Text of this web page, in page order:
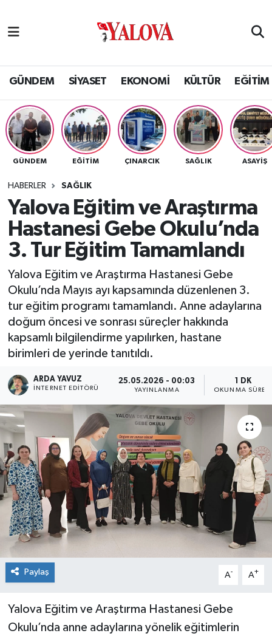
GÜNDEM SİYASET EKONOMİ KÜLTÜR EĞİTİM
GÜNDEM EĞİTİM ÇINARCIK SAĞLIK ASAYİŞ
HABERLER SAĞLIK
Yalova Eğitim ve Araştırma
Hastanesi Gebe Okulu’nda
3. Tur Eğitim Tamamlandı
Yalova Eğitim ve Araştırma Hastanesi Gebe
Okulu’nda Mayıs ayı kapsamında düzenlenen 3.
tur eğitim programı tamamlandı. Anne adaylarına
doğum öncesi ve sonrası süreçler hakkında
kapsamlı bilgilendirme yapılırken, hastane
birimleri de yerinde tanıtıldı.
ARDA YAVUZ
İNTERNET EDITÖRÜ
25.05.2026 - 00:03
YAYINLANMA
1 DK
OKUNMA
Paylaş A- A+
Yalova Eğitim ve Araştırma Hastanesi Gebe
Okulu’nda anne adaylarına yönelik eğitimlerin
SİYASET
EKONOMİ
KÜLTÜR
BİLİM VE TEKNOLOJİ
ASAYİŞ
SPOR
ULUSAL
İLÇELERİMİZ
RESMİ İLAN
Yalova Nöbetçi Eczaneler
Yalova Hava Durumu
Yalova Namaz Vakitleri
Yalova Trafik Yoğunluk Haritası
Tüm Manşetler
Son Dakika Haberleri
Haber Arşivi